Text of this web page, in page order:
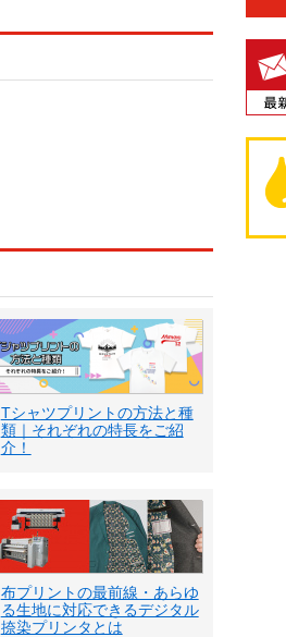
Tシャツプリントの方法と種
類｜それぞれの特長をご紹
介！
布プリントの最前線・あらゆ
る生地に対応できるデジタル
捺染プリンタとは